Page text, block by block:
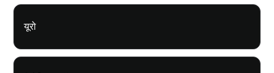
यूरो